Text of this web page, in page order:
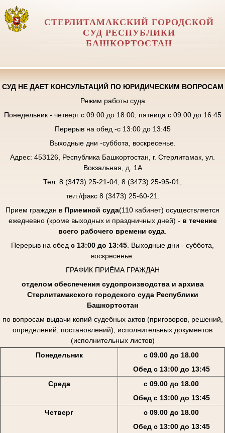
СТЕРЛИТАМАКСКИЙ ГОРОДСКОЙ
СУД РЕСПУБЛИКИ
БАШКОРТОСТАН
СУД НЕ ДАЕТ КОНСУЛЬТАЦИЙ ПО ЮРИДИЧЕСКИМ ВОПРОСАМ
Режим работы суда
Понедельник - четверг с 09:00 до 18:00, пятница с 09:00 до 16:45
Перерыв на обед -с 13:00 до 13:45
Выходные дни -суббота, воскресенье.
Адрес: 453126, Республика Башкортостан, г. Стерлитамак, ул.
Вокзальная, д. 1А
Тел. 8 (3473) 25-21-04, 8 (3473) 25-95-01,
тел./факс 8 (3473) 25-60-21.
Прием граждан в Приемной суда(110 кабинет) осуществляется
ежедневно (кроме выходных и праздничных дней) - в течение
всего рабочего времени суда
Перерыв на обед с 13:00 до 13:45 . Выходные дни - суббота,
воскресенье.
ГРАФИК ПРИЁМА ГРАЖДАН
отделом обеспечения судопроизводства и архива
Стерлитамакского городского суда Республики
Башкортостан
по вопросам выдачи копий судебных актов (приговоров, решений,
определений, постановлений), исполнительных документов
(исполнительных листов)
Понедельник
с 09.00 до 18.00
Обед с 13:00 до 13:45
Среда
с 09.00 до 18.00
Обед с 13:00 до 13:45
Четверг
с 09.00 до 18.00
Обед с 13:00 до 13:45